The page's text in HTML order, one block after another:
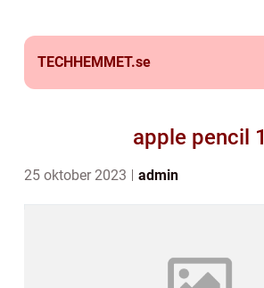
TECHHEMMET.se
apple pencil 1
25 oktober 2023 admin